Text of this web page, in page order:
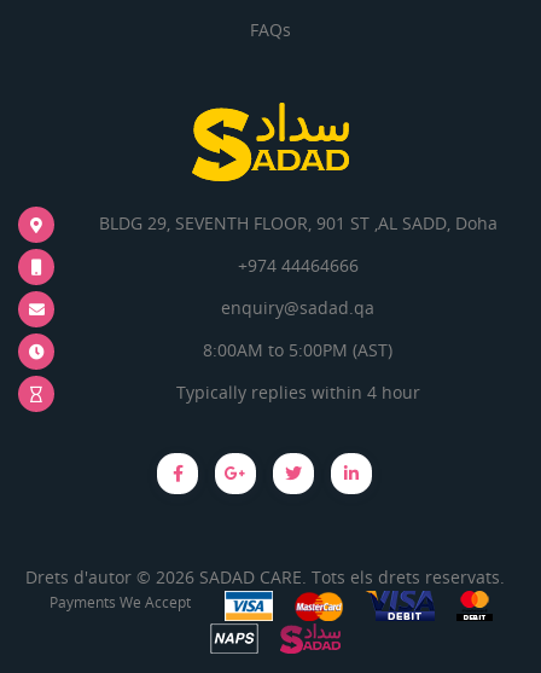
FAQs
BLDG 29, SEVENTH FLOOR, 901 ST ,AL SADD, Doha
+974 44464666
enquiry@sadad.qa
8:00AM to 5:00PM (AST)
Typically replies within 4 hour
Drets d'autor © 2026 SADAD CARE. Tots els drets reservats.
Payments We Accept